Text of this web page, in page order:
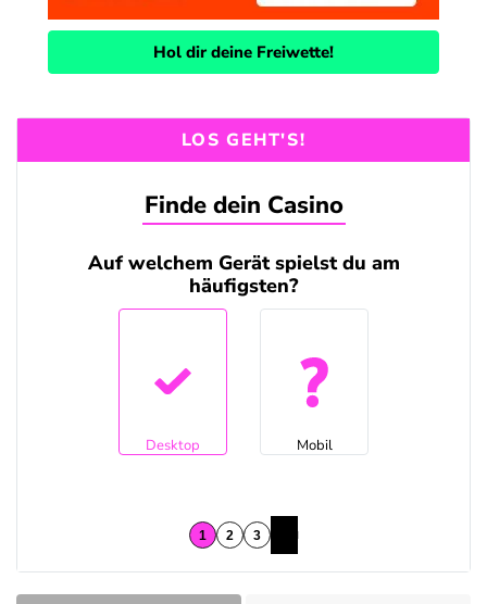
Hol dir deine Freiwette!
LOS GEHT'S!
Finde dein Casino
Auf welchem Gerät spielst du am
häufigsten?
Desktop Mobil